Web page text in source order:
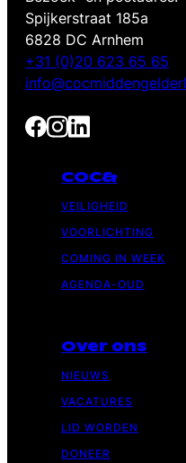
Spijkerstraat 185a
6828 DC Arnhem
+31 (0)20 623 65 65
COC&
VEILIGHEID
VOORLICHTING
COMING IN WEEK
AGENDA-OUD
Over ons
NIEUWS
VACATURES
LID WORDEN
DONEER